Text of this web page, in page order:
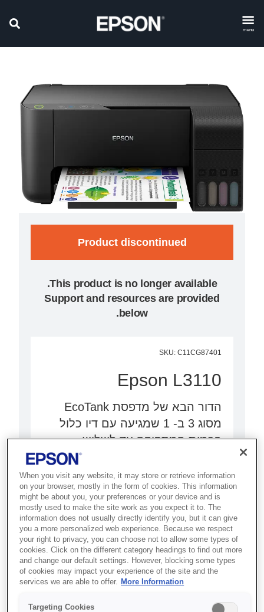
menu
Product discontinued
Support and resources are provided
below.
SKU: C11CG87401
Epson L3110
הדור הבא של מדפסת EcoTank
מסוג 3 ב- 1 שמגיעה עם דיו כלול
בכמות המספיקה עד לשלוש
שנים{s1}. היא קלה לשימוש, אמינה
וקומפקטית.
הדור הבא של 3 ב- 1
דיו המספיק לשלוש שנים
עלויות הדפסה אולטרה נמוכות
When you visit any website, it may store or retrieve information
on your browser, mostly in the form of cookies. This information
might be about you, your preferences or your device and is
mostly used to make the site work as you expect it to. The
information does not usually directly identify you, but it can give
you a more personalized web experience. Because we respect
your right to privacy, you can choose not to allow some types of
cookies. Click on the different category headings to find out more
and change our default settings. However, blocking some types
of cookies may impact your experience of the site and the
services we are able to offer. More Information
Targeting Cookies